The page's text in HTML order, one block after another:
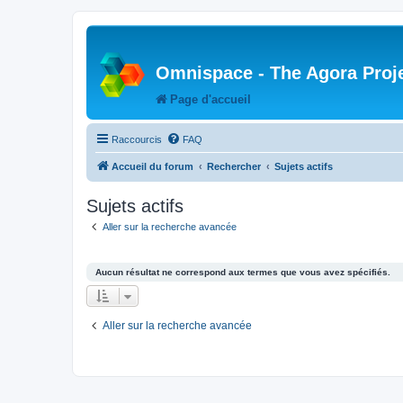
Omnispace - The Agora
Page d'accueil
Raccourcis FAQ
Accueil du forum Rechercher Sujets actifs
Sujets actifs
Aller sur la recherche avancée
Aucun résultat ne correspond aux termes que vous avez spécifiés.
Aller sur la recherche avancée